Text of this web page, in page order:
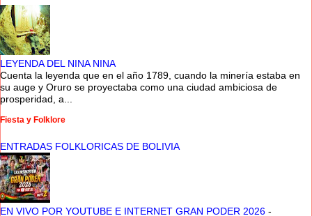
LEYENDA DEL NINA NINA
Cuenta la leyenda que en el año 1789, cuando la minería estaba en
su auge y Oruro se proyectaba como una ciudad ambiciosa de
prosperidad, a...
Fiesta y Folklore
ENTRADAS FOLKLORICAS DE BOLIVIA
EN VIVO POR YOUTUBE E INTERNET GRAN PODER 2026 -